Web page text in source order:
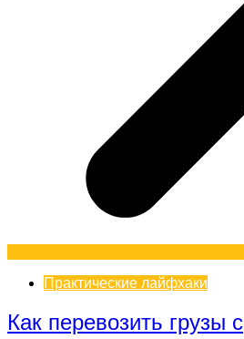
Практические лайфхаки
Как перевозить грузы с